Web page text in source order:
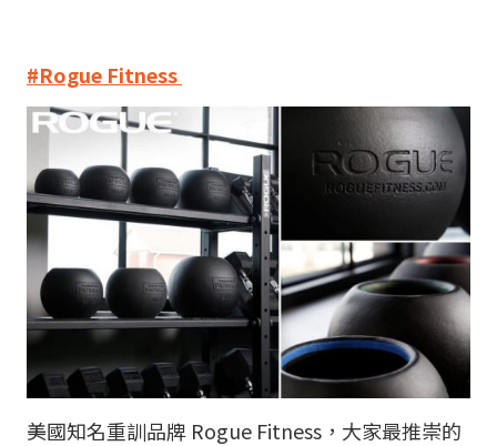
#Rogue Fitness
美國知名重訓品牌 Rogue Fitness，大家最推崇的